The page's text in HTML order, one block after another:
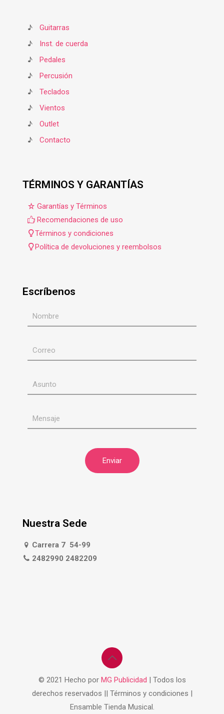
♪
Guitarras
♪
Inst. de cuerda
♪
Pedales
♪
Percusión
♪
Teclados
♪
Vientos
♪
Outlet
♪
Contacto
TÉRMINOS Y GARANTÍAS
Garantías y Términos
Recomendaciones de uso
Términos y condiciones
Política de devoluciones y reembolsos
Escríbenos
Nuestra Sede
Carrera 7 54-99
2482990 2482209
© 2021 Hecho por MG Publicidad | Todos los
derechos reservados || Términos y condiciones |
Ensamble Tienda Musical.